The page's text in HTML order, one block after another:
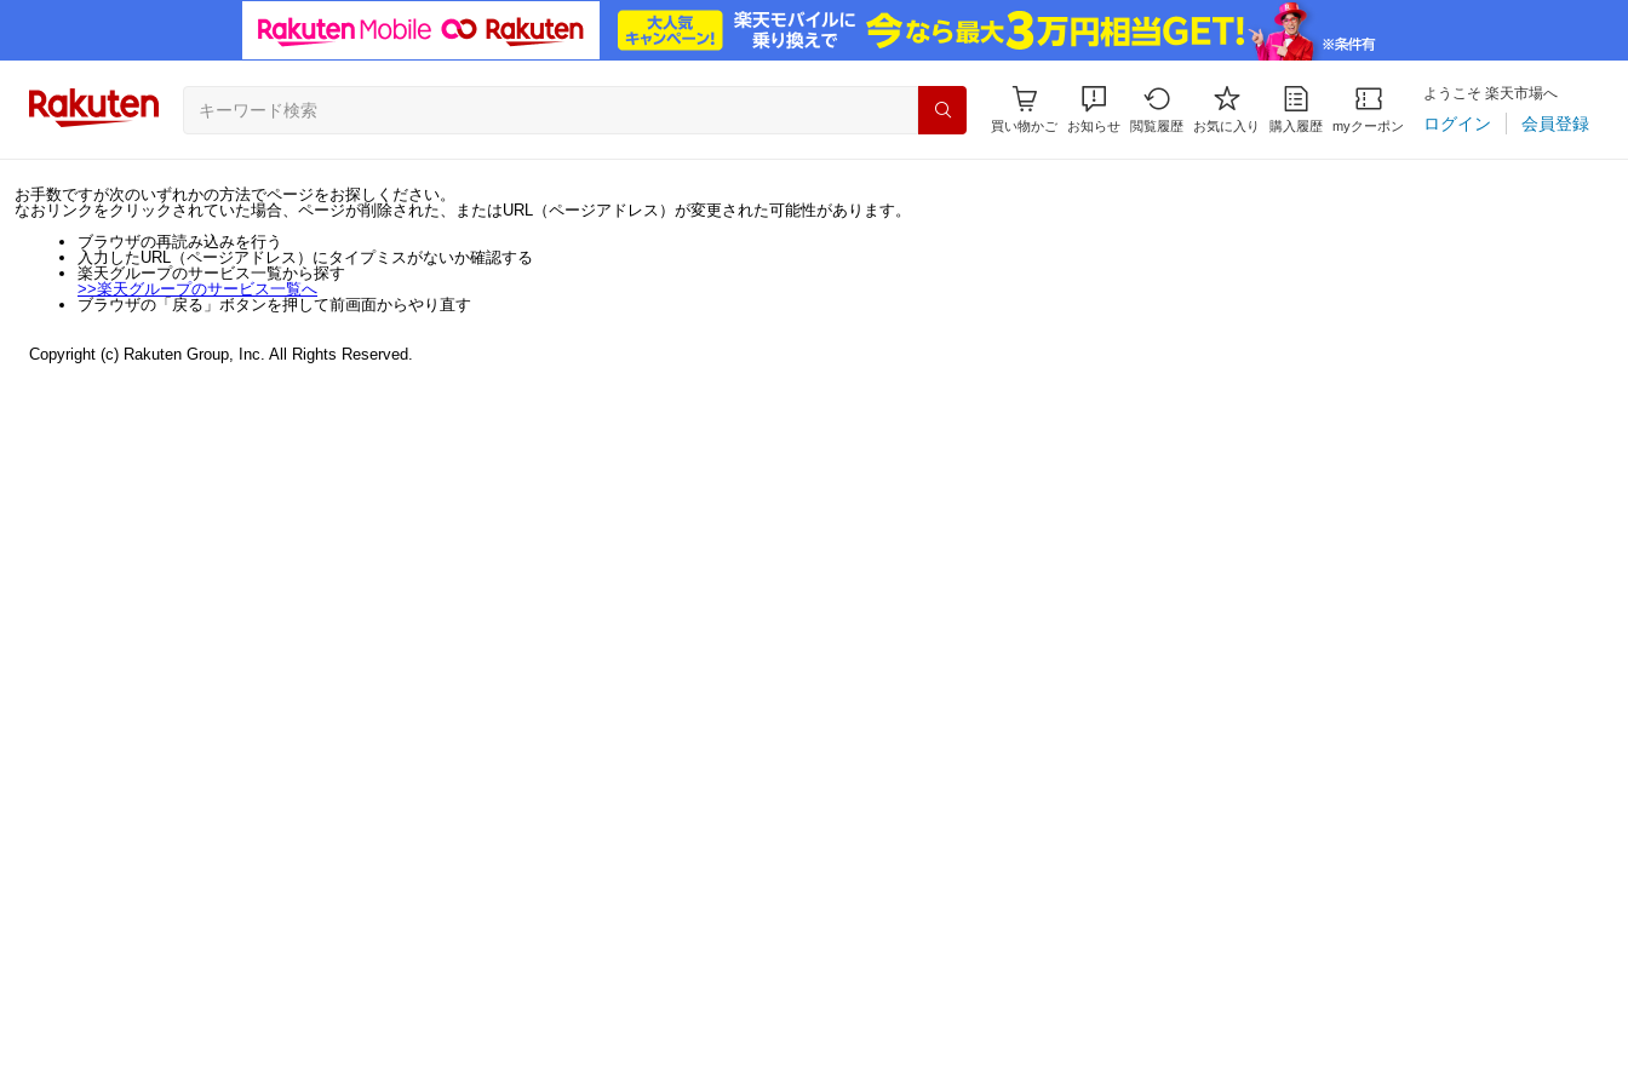
買い物かご お知らせ 閲覧履歴 お気に入り 購入履歴 myクーポン
ようこそ 楽天市場へ
ログイン 会員登録
お手数ですが次のいずれかの方法でページをお探しください。
なおリンクをクリックされていた場合、ページが削除された、またはURL（ページアドレス）が変更された可能性があります。
ブラウザの再読み込みを行う
入力したURL（ページアドレス）にタイプミスがないか確認する
楽天グループのサービス一覧から探す
>>楽天グループのサービス一覧へ
ブラウザの「戻る」ボタンを押して前画面からやり直す
Copyright (c) Rakuten Group, Inc. All Rights Reserved.